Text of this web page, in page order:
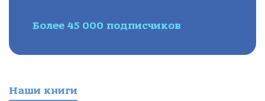
Более 45 000 подписчиков
Наши книги